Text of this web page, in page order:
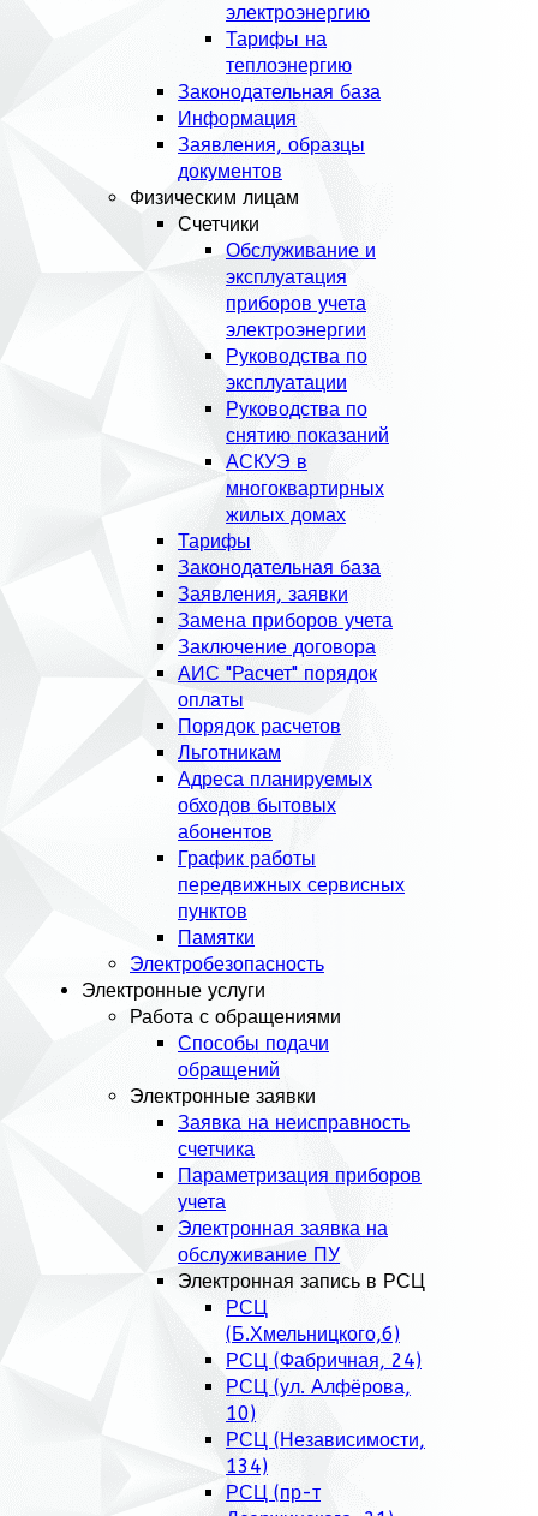
электроэнергию
Тарифы на
теплоэнергию
Законодательная база
Информация
Заявления, образцы
документов
Физическим лицам
Счетчики
Обслуживание и
эксплуатация
приборов учета
электроэнергии
Руководства по
эксплуатации
Руководства по
снятию показаний
АСКУЭ в
многоквартирных
жилых домах
Тарифы
Законодательная база
Заявления, заявки
Замена приборов учета
Заключение договора
АИС "Расчет" порядок
оплаты
Порядок расчетов
Льготникам
Адреса планируемых
обходов бытовых
абонентов
График работы
передвижных сервисных
пунктов
Памятки
Электробезопасность
Электронные услуги
Работа с обращениями
Способы подачи
обращений
Электронные заявки
Заявка на неисправность
счетчика
Параметризация приборов
учета
Электронная заявка на
обслуживание ПУ
Электронная запись в РСЦ
РСЦ
(Б.Хмельницкого,6)
РСЦ (Фабричная, 24)
РСЦ (ул. Алфёрова,
10)
РСЦ (Независимости,
134)
РСЦ (пр-т